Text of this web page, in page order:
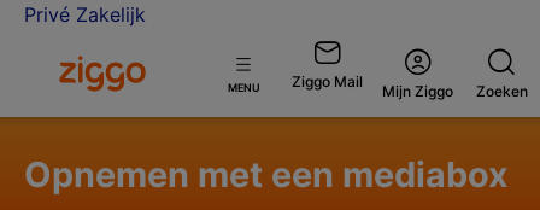
Privé Zakelijk
Ga naar de Ziggo homepage
MENU Ziggo Mail Open
Mijn Ziggo
Zoeken
Opnemen met een mediabox